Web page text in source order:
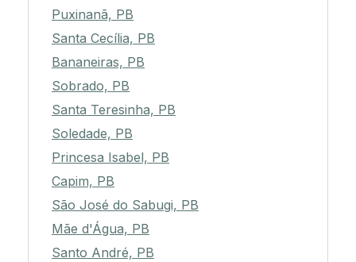
Puxinanã, PB
Santa Cecília, PB
Bananeiras, PB
Sobrado, PB
Santa Teresinha, PB
Soledade, PB
Princesa Isabel, PB
Capim, PB
São José do Sabugi, PB
Mãe d'Água, PB
Santo André, PB